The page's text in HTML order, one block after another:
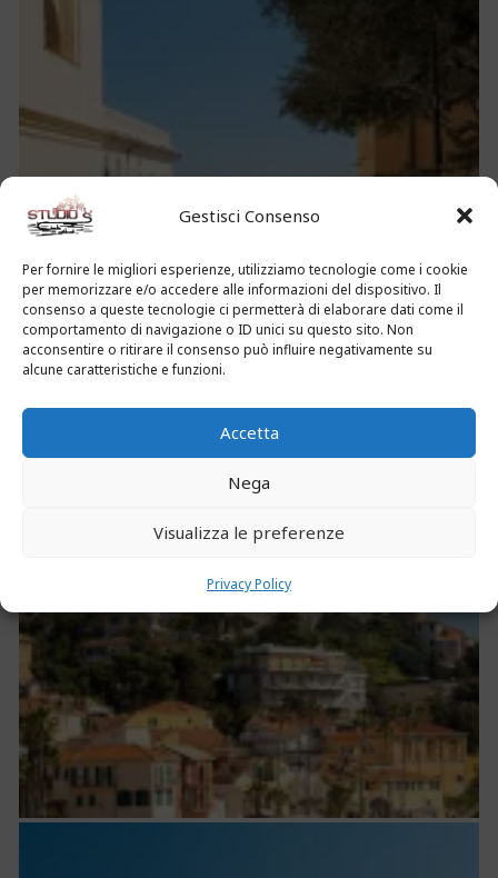
Gestisci Consenso
Per fornire le migliori esperienze, utilizziamo tecnologie come i cookie
per memorizzare e/o accedere alle informazioni del dispositivo. Il
consenso a queste tecnologie ci permetterà di elaborare dati come il
comportamento di navigazione o ID unici su questo sito. Non
acconsentire o ritirare il consenso può influire negativamente su
alcune caratteristiche e funzioni.
Accetta
Nega
Visualizza le preferenze
Privacy Policy